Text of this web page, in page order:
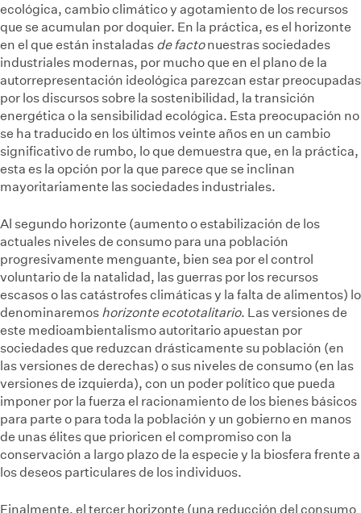
ecológica, cambio climático y agotamiento de los recursos
que se acumulan por doquier. En la práctica, es el horizonte
en el que están instaladas de factonuestras sociedades
industriales modernas, por mucho que en el plano de la
autorrepresentación ideológica parezcan estar preocupadas
por los discursos sobre la sostenibilidad, la transición
energética o la sensibilidad ecológica. Esta preocupación no
se ha traducido en los últimos veinte años en un cambio
significativo de rumbo, lo que demuestra que, en la práctica,
esta es la opción por la que parece que se inclinan
mayoritariamente las sociedades industriales.
Al segundo horizonte (aumento o estabilización de los
actuales niveles de consumo para una población
progresivamente menguante, bien sea por el control
voluntario de la natalidad, las guerras por los recursos
escasos o las catástrofes climáticas y la falta de alimentos) lo
denominaremos horizonte ecototalitario. Las versiones de
este medioambientalismo autoritario apuestan por
sociedades que reduzcan drásticamente su población (en
las versiones de derechas) o sus niveles de consumo (en las
versiones de izquierda), con un poder político que pueda
imponer por la fuerza el racionamiento de los bienes básicos
para parte o para toda la población y un gobierno en manos
de unas élites que prioricen el compromiso con la
conservación a largo plazo de la especie y la biosfera frente a
los deseos particulares de los individuos.
Finalmente, el tercer horizonte (una reducción del consumo